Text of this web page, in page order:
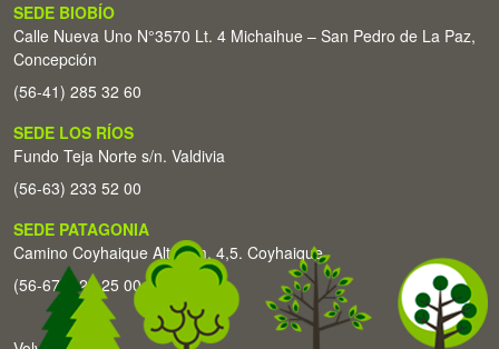
SEDE BIOBÍO
Calle Nueva Uno N°3570 Lt. 4 Michaihue – San Pedro de La Paz,
Concepción
(56-41) 285 32 60
SEDE LOS RÍOS
Fundo Teja Norte s/n. Valdivia
(56-63) 233 52 00
SEDE PATAGONIA
Camino Coyhaique Alto Km. 4,5. Coyhaique
(56-67) 226 25 00